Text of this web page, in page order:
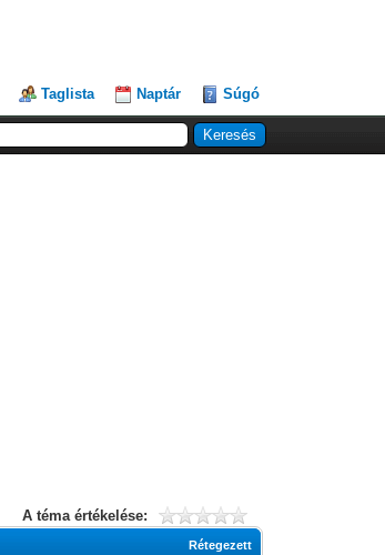
Taglista Naptár Súgó
A téma értékelése:
Rétegezett